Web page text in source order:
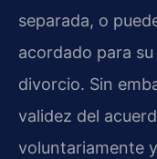
separada, o
acordado para
divorcio. Sin
validez del
voluntariamente